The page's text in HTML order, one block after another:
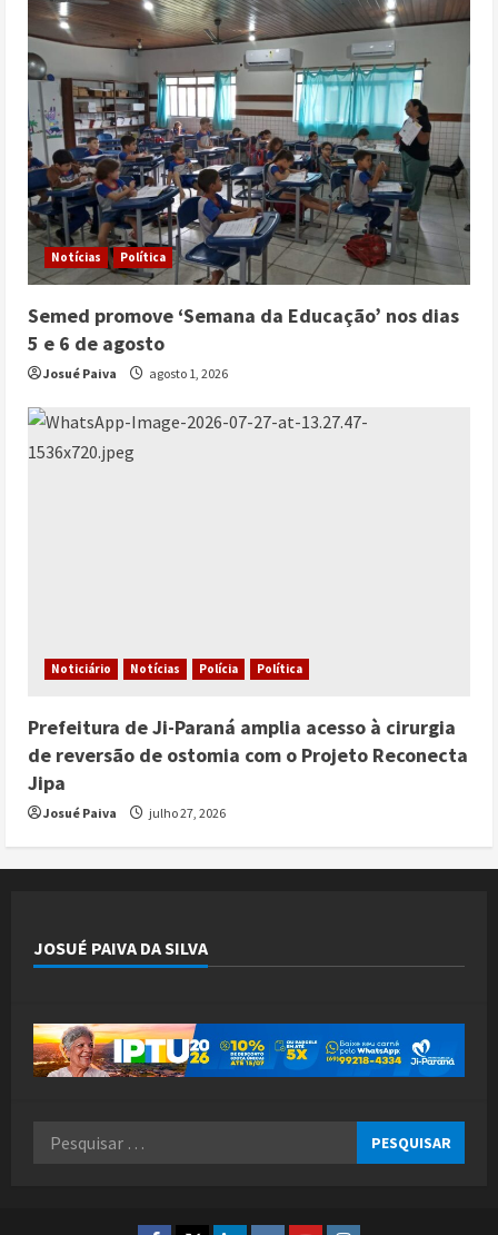
Notícias Política
Semed promove ‘Semana da Educação’ nos dias
5 e 6 de agosto
Josué Paiva agosto 1, 2026
Noticiário Notícias Polícia Política
Prefeitura de Ji-Paraná amplia acesso à cirurgia
de reversão de ostomia com o Projeto Reconecta
Jipa
Josué Paiva julho 27, 2026
JOSUÉ PAIVA DA SILVA